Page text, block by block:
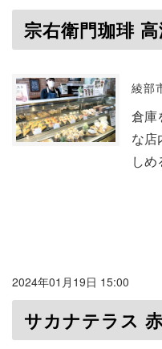
宗右衛門珈琲
綾部
倉庫
な店
しめ
2024年01月19日 15:00
サカナテラス